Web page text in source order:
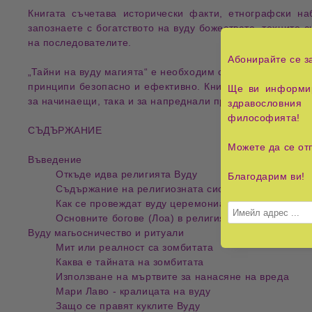
Книгата съчетава исторически факти ,етнографски
запознаете с богатството на вуду божествата, техните
на последователите
„Тайни на вуду магията“ е необходим справочник
принципи безопасно и ефективно . Книгата предлага
за начинаещи , така и за напреднали практикуващи.
СЪДЪРЖАНИЕ
Въведение
Откъде идва религията Вуду
Съдържание на религиозната система Вуду
Как се провеждат вуду церемониалните ритуали
Основните богове (Лоа) в религията Вуду
Вуду магьосничество и ритуали
Мит или реалност са зомбитата
Каква е тайната на зомбитата
Използване на мъртвите за нанасяне на вреда
Мари Лаво - кралицата на вуду
Защо се правят куклите Вуду
Абонирайте се
Ще ви
философията!
Можете да се
Благодарим ви!